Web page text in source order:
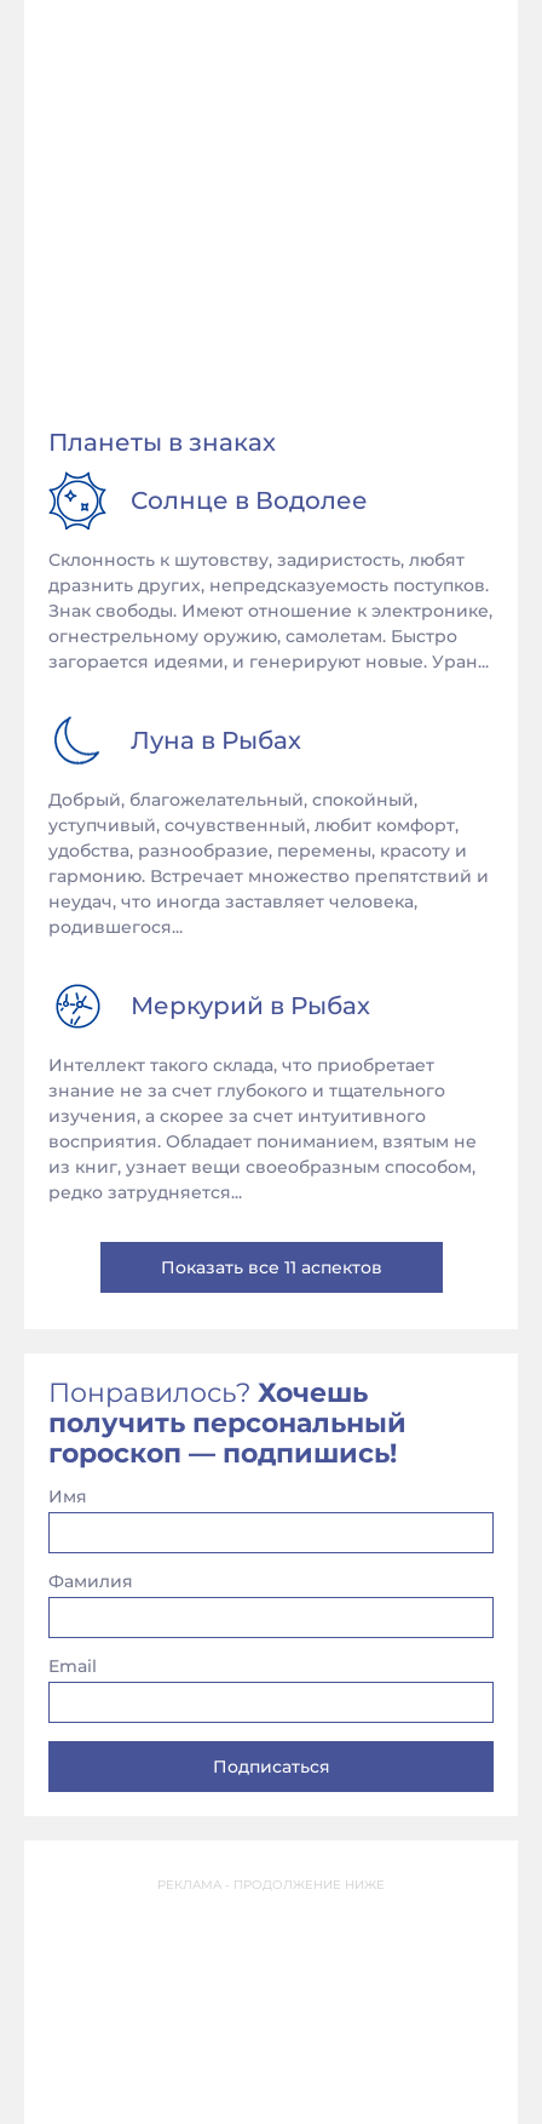
Планеты в знаках
Солнце в Водолее
Склонность к шутовству, задиристость, любят
дразнить других, непредсказуемость поступков.
Знак свободы. Имеют отношение к электронике,
огнестрельному оружию, самолетам. Быстро
загорается идеями, и генерируют новые. Уран...
Луна в Рыбах
Добрый, благожелательный, спокойный,
уступчивый, сочувственный, любит комфорт,
удобства, разнообразие, перемены, красоту и
гармонию. Встречает множество препятствий и
неудач, что иногда заставляет человека,
родившегося...
Меркурий в Рыбах
Интеллект такого склада, что приобретает
знание не за счет глубокого и тщательного
изучения, а скорее за счет интуитивного
восприятия. Обладает пониманием, взятым не
из книг, узнает вещи своеобразным способом,
редко затрудняется...
Показать все 11 аспектов
Понравилось? Хочешь
получить персональный
гороскоп — подпишись!
Имя
Фамилия
Email
РЕКЛАМА - ПРОДОЛЖЕНИЕ НИЖЕ